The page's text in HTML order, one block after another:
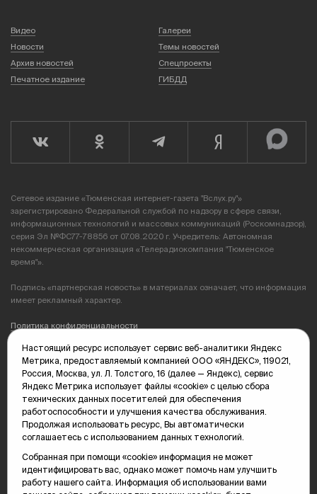
Видео
Галереи
Новости
Темы новостей
Архив новостей
Спецпроекты
Печатное издание
ГИБДД
Сетевое издание «Тюменская интернет-газета "Вслух.ру"»
зарегистрировано Федеральной службой по надзору в сфере связи,
информационных технологий и массовых коммуникаций (Роскомнадзор),
серия Эл №ФС77-78856 от 07.08.2020 г. Учредитель: Автономная
некоммерческая организация «Телерадиокомпания "Тюменское
время"».
Подпись «партнерская новость» в материалах означает, что информация
имеет рекламный характер.
Политика конфиденциальности
Редакция: 625035, Тюмень, пр. Геологоразведчиков, 28А
(3452) 68-89-05
edit@vsluh.ru
Главный редактор: Панкина Т.Ю.
kika@vsluh.ru
По вопросам рекламы:
(3452) 68-89-78
kotovaev@sibinformburo.ru
mim@vsluh.ru
Настоящий ресурс использует сервис веб-аналитики Яндекс
Метрика, предоставляемый компанией ООО «ЯНДЕКС», 119021,
Россия, Москва, ул. Л. Толстого, 16 (далее — Яндекс), сервис
Яндекс Метрика использует файлы «cookie» с целью сбора
технических данных посетителей для обеспечения
работоспособности и улучшения качества обслуживания.
Продолжая использовать ресурс, Вы автоматически
соглашаетесь с использованием данных технологий.
Собранная при помощи «cookie» информация не может
идентифицировать вас, однако может помочь нам улучшить
работу нашего сайта. Информация об использовании вами